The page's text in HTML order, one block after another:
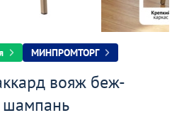
МИНПРОМТОРГ
вояж беж-
шампань